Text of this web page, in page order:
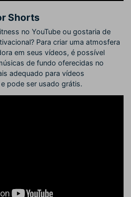
Shorts
no YouTube ou gostaria de
Para criar uma atmosfera
em seus vídeos, é possível
de fundo oferecidas no
adequado para vídeos
pode ser usado grátis.